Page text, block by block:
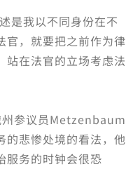
是我以不同身份在不
官，就要把之前作为律
站在法官的立场考虑法
参议员Metzenbaum
的悲惨处境的看法，他
务的时钟会很恐